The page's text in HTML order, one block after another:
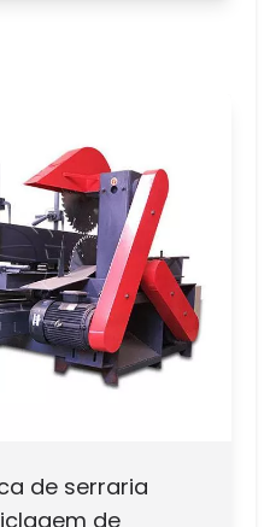
de serraria
de